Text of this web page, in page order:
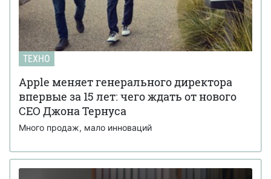
ТЕХНО
Apple меняет генерального директора
впервые за 15 лет: чего ждать от нового
CEO Джона Тернуса
Много продаж, мало инноваций